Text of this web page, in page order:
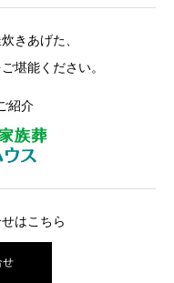
きあげた、
堪能ください。
紹介
はこちら
せ